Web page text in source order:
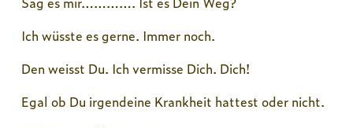
Ich wüsste es gerne. Immer noch.
Den weisst Du. Ich vermisse Dich. Dich!
Egal ob Du irgendeine Krankheit hattest oder nicht.